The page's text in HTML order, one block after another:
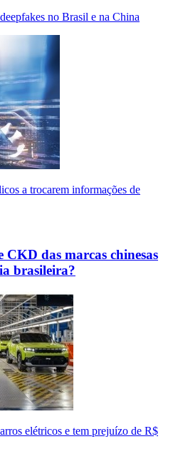
no Brasil e na China
a trocarem informações de
CKD das marcas chinesas
brasileira?
elétricos e tem prejuízo de R$